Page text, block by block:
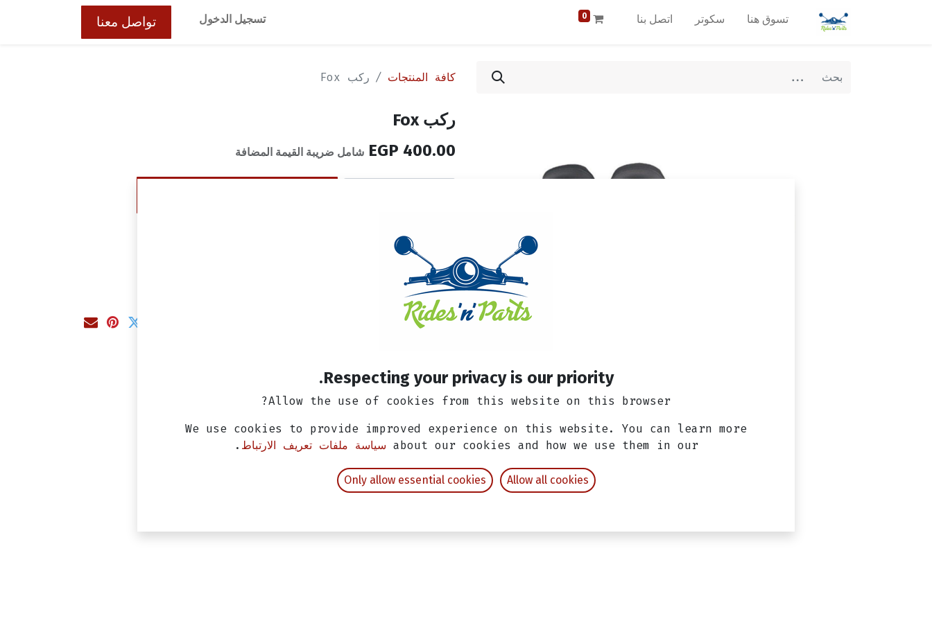
تسوق هنا سكوتر اتصل بنا 0 تسجيل الدخول تواصل معنا
كافة المنتجات ركب Fox
ركب Fox
EGP 400.00 شامل ضريبة القيمة المضافة
إضافة إلى قائمة الأمنيات
فقط 1 وحدة(ات) متبقي.
الشروط والأحكام
ضمان إرجاع الأموال خلال 14 يوماً
الشحن: 2-3 أيام عمل
Respecting your privacy is our priority.
Allow the use of cookies from this website on this browser?
We use cookies to provide improved experience on this website. You can learn more
about our cookies and how we use them in our سياسة ملفات تعريف الارتباط .
Allow all cookies
Only allow essential cookies